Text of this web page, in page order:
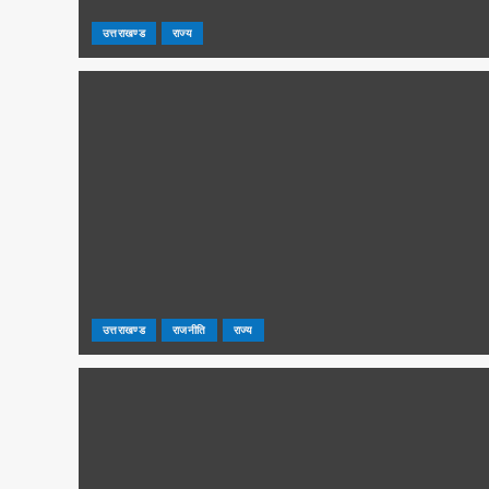
उत्तराखण्ड राज्य
उत्तराखण्ड राजनीति राज्य